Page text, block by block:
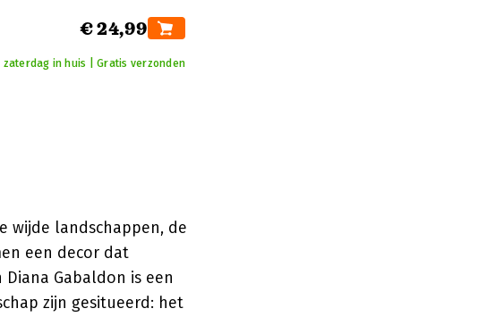
€ 24,99
in huis | Gratis verzonden
wijde landschappen, de
een decor dat
Diana Gabaldon is een
zijn gesitueerd: het